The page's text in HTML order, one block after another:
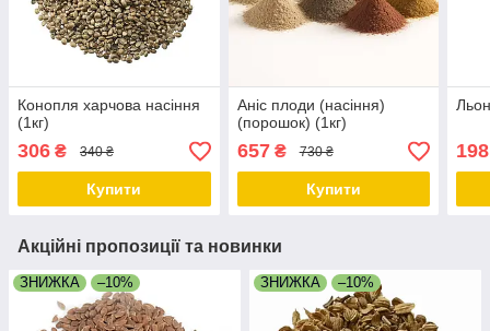
Конопля харчова насіння
(1кг)
306 ₴ 340 ₴
Купити
Аніс плоди (насіння)
(порошок) (1кг)
657₴ 730 ₴
Купити
198
Акційні пропозиції та новинки
ЗНИЖКА –10% ЗНИЖКА –10%